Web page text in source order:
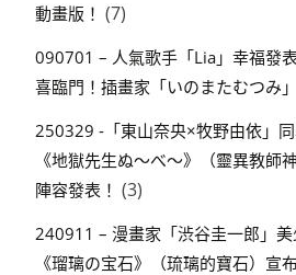
動畫版！ (7)
090701 – 人氣歌手「Lia」幸福發
喜臨門！插畫家「いのまたむつみ
250329 -「東山奈央×牧野由依」
《地獄先生ぬ～べ～》（靈異教師
陣容發表！ (3)
240911 – 漫畫家「渋谷圭一郎」
《瑠璃の宝石》（琉璃的寶石）宣